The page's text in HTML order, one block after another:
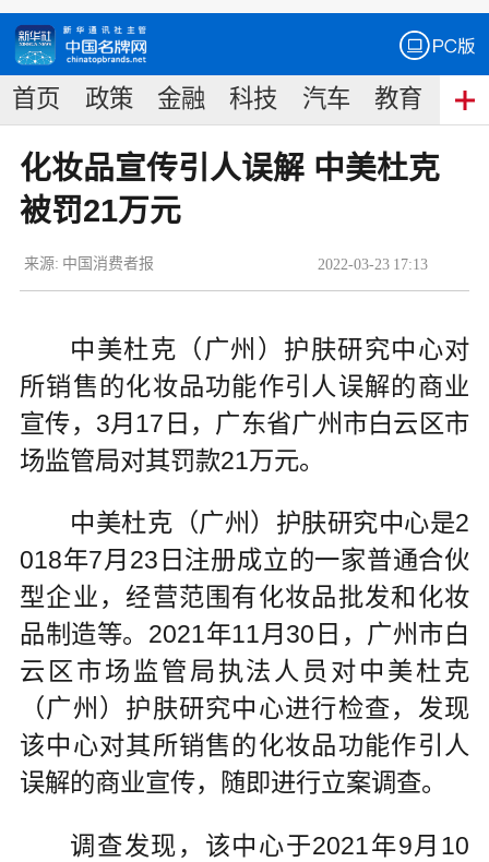
首页 政策 金融 科技 汽车 教育 食
化妆品宣传引人误解 中美杜克
被罚21万元
2022-03-23 17:13
来源: 中国消费者报
中美杜克（广州）护肤研究中心对
所销售的化妆品功能作引人误解的商业
宣传，3月17日，广东省广州市白云区市
场监管局对其罚款21万元。
中美杜克（广州）护肤研究中心是2
018年7月23日注册成立的一家普通合伙
型企业，经营范围有化妆品批发和化妆
品制造等。2021年11月30日，广州市白
云区市场监管局执法人员对中美杜克
（广州）护肤研究中心进行检查，发现
该中心对其所销售的化妆品功能作引人
误解的商业宣传，随即进行立案调查。
调查发现，该中心于2021年9月10